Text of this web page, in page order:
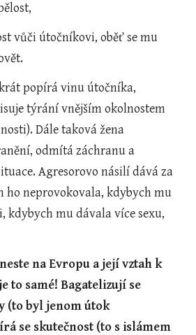
vůči útočníkovi, oběť se mu
popírá vinu útočníka,
týrání vnějším okolnostem
Dále taková žena
odmítá záchranu a
Agresorovo násilí dává za
ho neprovokovala, kdybych mu
kdybych mu dávala více sexu,
na Evropu a její vztah k
to samé! Bagatelizují se
(to byl jenom útok
se skutečnost (to s islámem